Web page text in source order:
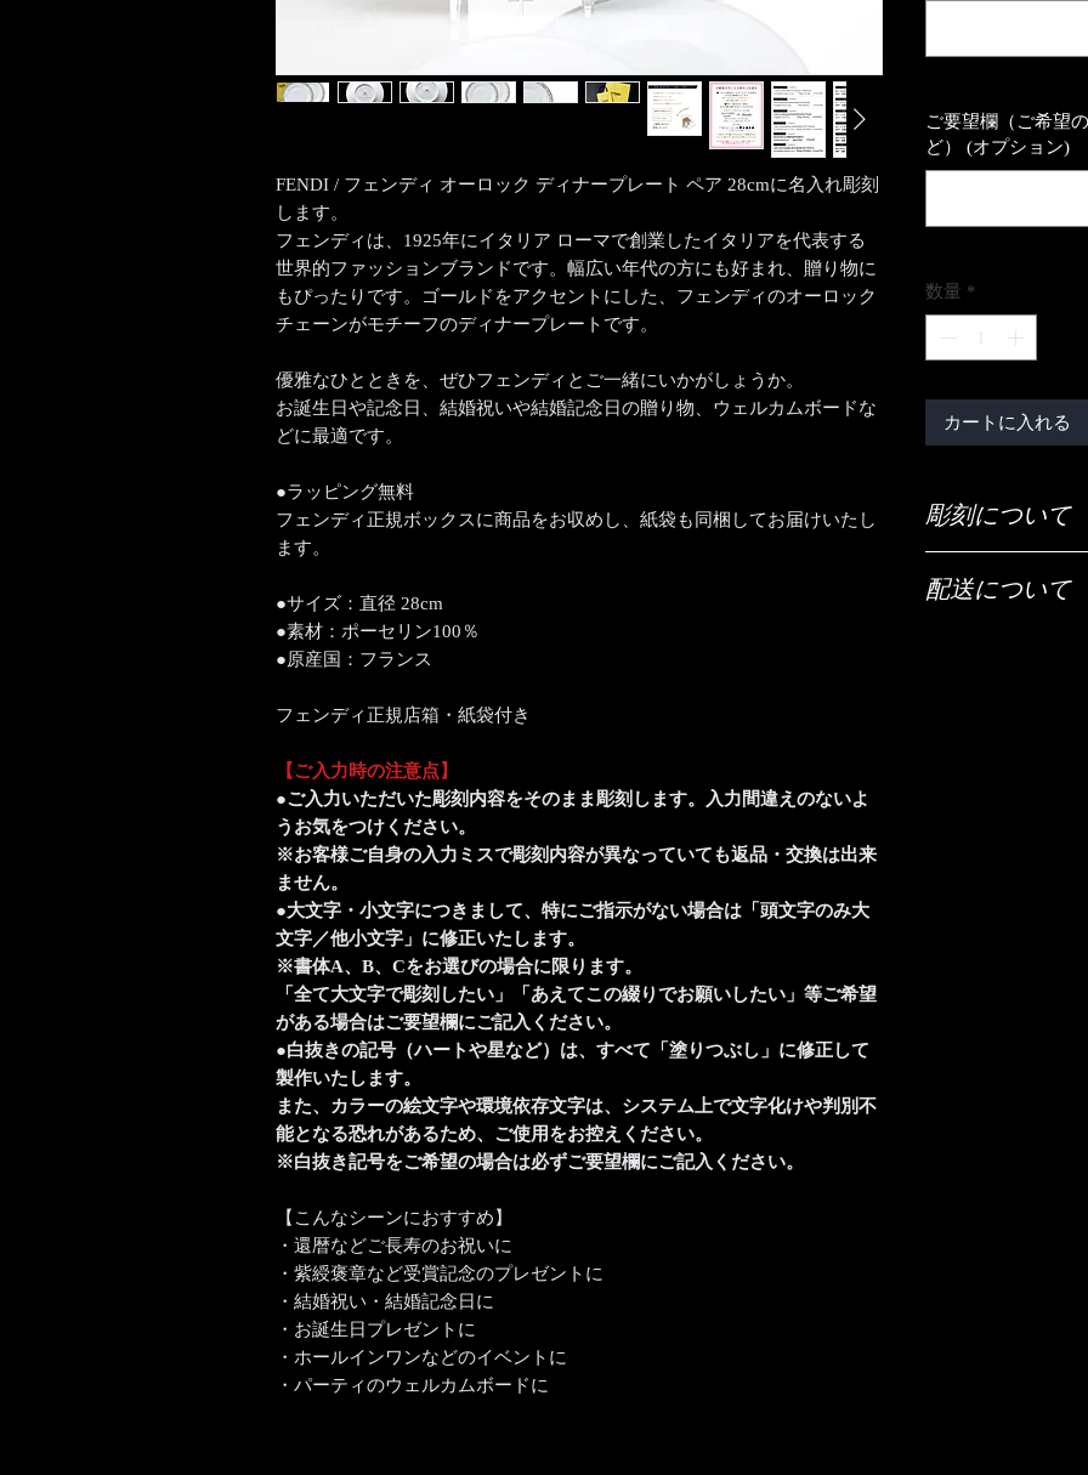
FENDI / フェンディ オーロック ディナープレート ペア 28cmに名入れ彫刻
します。
フェンディは、1925年にイタリア ローマで創業したイタリアを代表する
世界的ファッションブランドです。幅広い年代の方にも好まれ、贈り物に
もぴったりです。ゴールドをアクセントにした、フェンディのオーロック
チェーンがモチーフのディナープレートです。
優雅なひとときを、ぜひフェンディとご一緒にいかがしょうか。
お誕生日や記念日、結婚祝いや結婚記念日の贈り物、ウェルカムボードな
どに最適です。
●ラッピング無料
フェンディ正規ボックスに商品をお収めし、紙袋も同梱してお届けいたし
ます。
●サイズ：直径 28cm
●素材：ポーセリン100％
●原産国：フランス
フェンディ正規店箱・紙袋付き
【ご入力時の注意点】
●ご入力いただいた彫刻内容をそのまま彫刻します。入力間違えのないよ
うお気をつけください。
※お客様ご自身の入力ミスで彫刻内容が異なっていても返品・交換は出来
ません。
●大文字・小文字につきまして、特にご指示がない場合は「頭文字のみ大
文字／他小文字」に修正いたします。
※書体A、B、Cをお選びの場合に限ります。
「全て大文字で彫刻したい」「あえてこの綴りでお願いしたい」等ご希望
がある場合はご要望欄にご記入ください。
●白抜きの記号（ハートや星など）は、すべて「塗りつぶし」に修正して
製作いたします。
また、カラーの絵文字や環境依存文字は、システム上で文字化けや判別不
能となる恐れがあるため、ご使用をお控えください。
※白抜き記号をご希望の場合は必ずご要望欄にご記入ください。
【こんなシーンにおすすめ】
・還暦などご長寿のお祝いに
・紫綬褒章など受賞記念のプレゼントに
・結婚祝い・結婚記念日に
・お誕生日プレゼントに
・ホールインワンなどのイベントに
・パーティのウェルカムボードに
ご要望欄（ご希望
ど） (オプション)
数量 *
カートに入れる
彫刻について
「ご希望の彫刻内容
配送について